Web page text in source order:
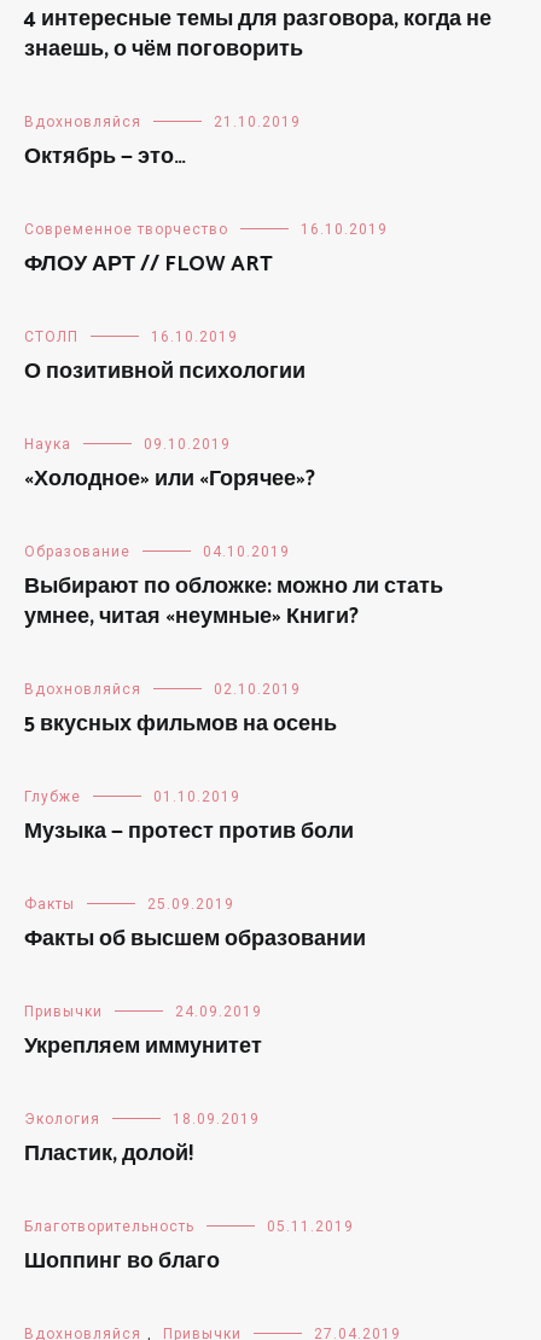
4 интересные темы для разговора, когда не
знаешь, о чём поговорить
Вдохновляйся 21.10.2019
Октябрь — это…
Современное творчество 16.10.2019
ФЛОУ АРТ // FLOW ART
СТОЛП 16.10.2019
О позитивной психологии
Наука 09.10.2019
«Холодное» или «Горячее»?
Образование 04.10.2019
Выбирают по обложке: можно ли стать
умнее, читая «неумные» Книги?
Вдохновляйся 02.10.2019
5 вкусных фильмов на осень
Глубже 01.10.2019
Музыка — протест против боли
Факты 25.09.2019
Факты об высшем образовании
Привычки 24.09.2019
Укрепляем иммунитет
Экология 18.09.2019
Пластик, долой!
Благотворительность 05.11.2019
Шоппинг во благо
Вдохновляйся , Привычки 27.04.2019